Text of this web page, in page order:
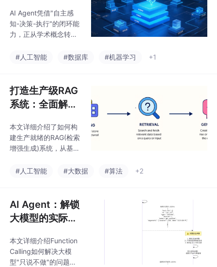
型等形态，展望了"模型
即产品"的发展新阶段。
AI Agent正从简单文本
划、使用工具并协作完
AI Agent凭借"自主感
知-决策-执行"的闭环能
力，正从学术概念转向
模型为"大脑"，结合工
应"到"自动执行"的转
变。AI Agent不仅提升
效率，更重构用户体
协同发展，覆盖个人生
活、企业办公和产业服
务三大领域，成为驱动
量。
#人工智能 #数据库 #机器学习 +1
打造生产级RAG
系统：全面解析
生成的每个组
件--路由、索
本文详细介绍了如何构
建生产就绪的RAG(检索
增强生成)系统，从基础
成)到高级技术(查询转
等)，全面涵盖RAG生态
系统的每个环节。文章
提供了丰富的代码示例
从零开始构建并优化高
效、准确的RAG应用。
#人工智能 #大数据 #算法 +2
AI Agent：解锁
大模型的实际行
本文详细介绍Function
Calling如何解决大模
型"只说不做"的问题，